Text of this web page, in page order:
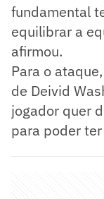
fundamental
equilibrar a
afirmou.
Para o
de Deivid
jogador quer
para poder